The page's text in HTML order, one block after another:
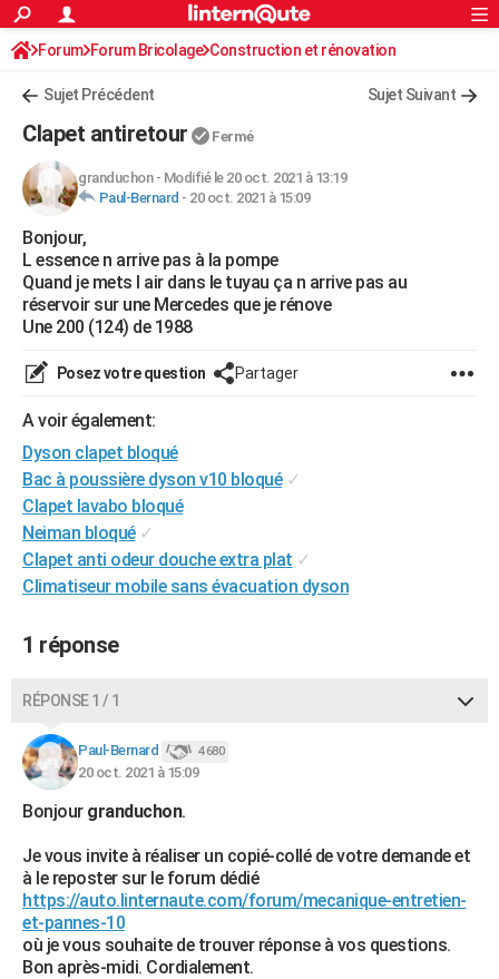
ACTUALITÉS
Politique
Société
Faits Divers
Education
Monde
Villes
+
FINANCE
Retraite
Impôts
Epargne
Immobilier
Risques naturels par ville
Banque
Assurance
Crédit
AUTO
Essais
Réserver un essai
Citadines
Berlines
SUV
Forum auto
+HIGH-TECH
Mobiles
Meilleur smartphone
Internet
Ordinateurs
Jeux vidéo
Guide high-tech
+BRICOLAGE
Forum
Aménagement intérieur
Extérieur
Cuisine
Salle de bains
Jardinage
Rangement
Guides de France
Escapades
Patrimoine
Expositions
Musées
Week-end nature
Art de vivre
Bien-être
Loisirs
Mode
Modes de vie
Alimentation
Guide de la santé
Maladies
Médicaments
Sommeil
VOYAGE
Destinations
City break
Voyage nature
Voyage de noces
Forum
PHOTO
GUIDES D'ACHAT
CARTE DE VOEUX
Carte de Noël
Carte Bonne année
Carte Saint-Valentin
Carte Pâques
Carte d'anniversaire
DICTIONNAIRE
Dictionnaire
Biographies
Citations
Expressions
Proverbes
PROGRAMME TV
FORUM
Bricolage
Lifestyle
Culture
Sport
Auto
Television
Voyage
Cinema
Rechercher
S'inscrire
Connexion
Forum Forum Bricolage Construction et rénovation
Sujet Précédent Sujet Suivant
Clapet antiretour Fermé
granduchon- Modifié le 20 oct. 2021 à 13:19
Paul-Bernard - 20 oct. 2021 à 15:09
Bonjour,
L essence n arrive pas à la pompe
Quand je mets l air dans le tuyau ça n arrive pas au
réservoir sur une Mercedes que je rénove
Une 200 (124) de 1988
Posez votre question Partager
A voir également:
Dyson clapet bloqué
Bac à poussière dyson v10 bloqué ✓
Clapet lavabo bloqué
Neiman bloqué ✓
Clapet anti odeur douche extra plat ✓
Climatiseur mobile sans évacuation dyson
1 réponse
RÉPONSE 1 / 1
Paul-Bernard 4 680
20 oct. 2021 à 15:09
Bonjourgranduchon.
Je vous invite à réaliser un copié-collé de votre demande et
à le reposter sur le forum dédié
https://auto.linternaute.com/forum/mecanique-entretien-
et-pannes-10
où je vous souhaite de trouver réponse à vos questions.
Bon après-midi. Cordialement.